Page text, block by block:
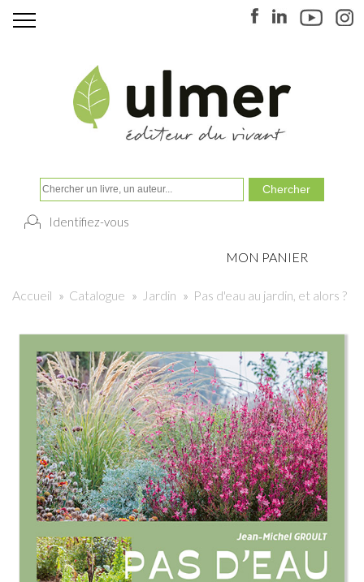
Identifiez-vous
MON PANIER
Accueil » Catalogue » Jardin » Pas d'eau au jardin, et alors ?